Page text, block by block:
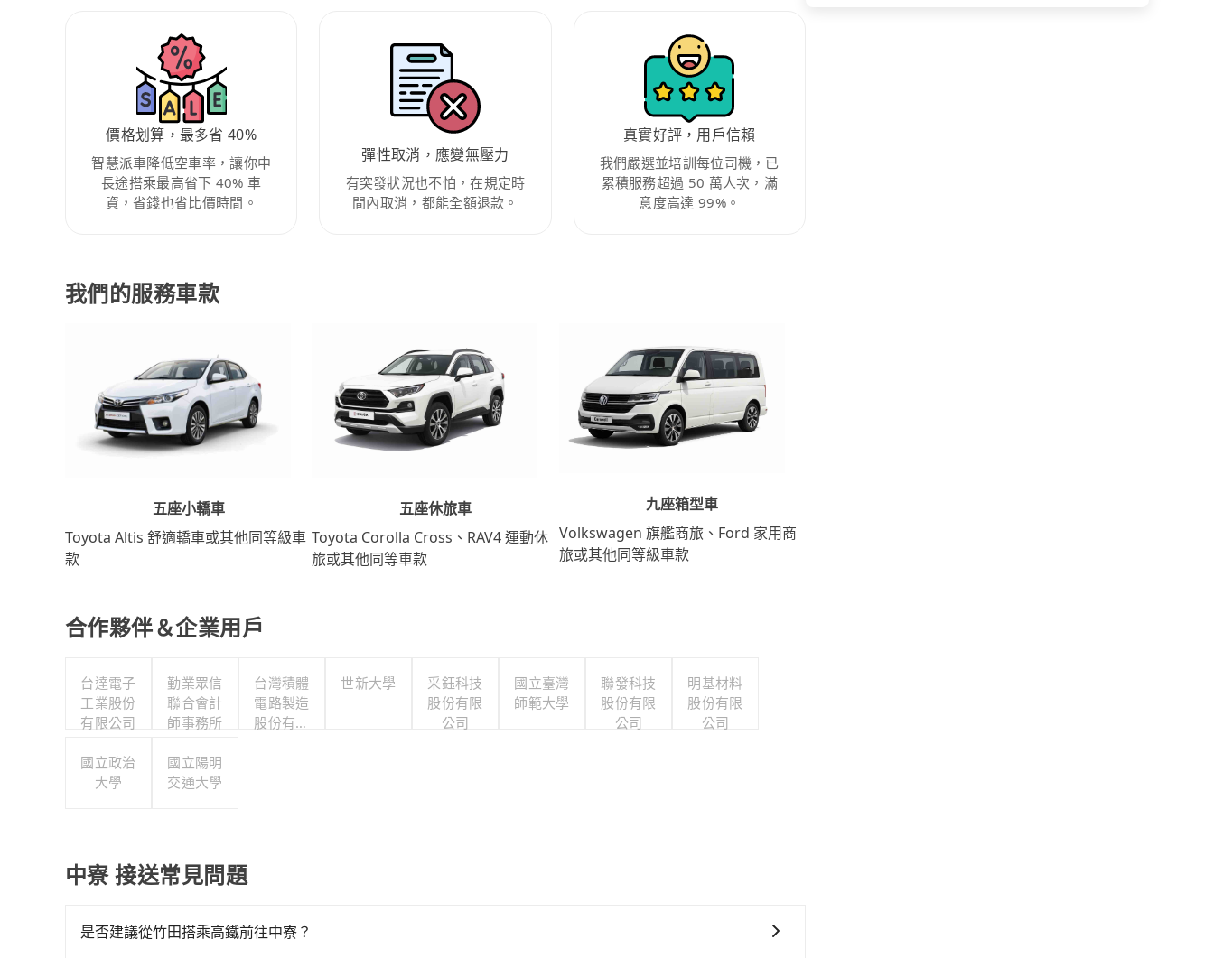
價格划算，最多省 40%
智慧派車降低空車率，讓你中
長途搭乘最高省下 40% 車
資，省錢也省比價時間。
彈性取消，應變無壓力
有突發狀況也不怕，在規定時
間內取消，都能全額退款。
真實好評，用戶信賴
我們嚴選並培訓每位司機，已
累積服務超過 50 萬人次，滿
意度高達 99%。
我們的服務車款
五座小轎車
Toyota Altis 舒適轎車或其他同等級車
款
五座休旅車
Toyota Corolla Cross、RAV4 運動休
旅或其他同等車款
九座箱型車
Volkswagen 旗艦商旅、Ford 家用商
旅或其他同等級車款
合作夥伴＆企業用戶
台達電子
工業股份
有限公司
勤業眾信
聯合會計
師事務所
台灣積體
電路製造
股份有限
世新大學
采鈺科技
股份有限
公司
國立臺灣
師範大學
聯發科技
股份有限
公司
明基材料
股份有限
公司
國立政治
大學
國立陽明
交通大學
中寮 接送常見問題
是否建議從竹田搭乘高鐵前往中寮？